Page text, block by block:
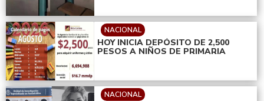
NACIONAL
HOY INICIA DEPÓSITO DE 2,500
PESOS A NIÑOS DE PRIMARIA
NACIONAL